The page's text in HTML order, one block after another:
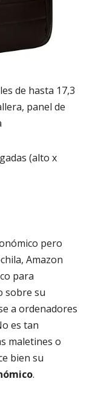
de hasta 17,3
panel de
(alto x
pero
Amazon
para
sobre su
a ordenadores
es tan
maletines o
bien su
.